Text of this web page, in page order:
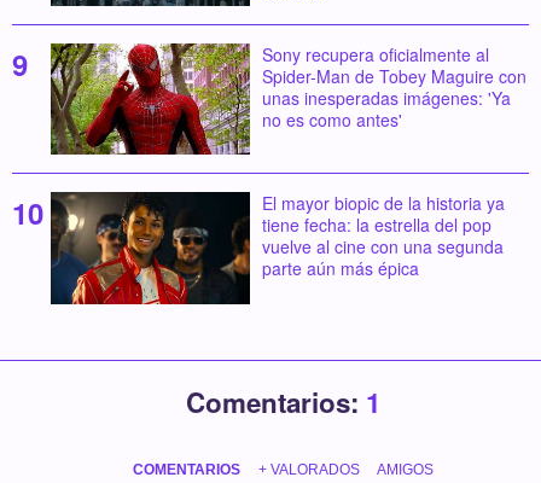
Sony recupera oficialmente al
Spider-Man de Tobey Maguire con
unas inesperadas imágenes: 'Ya
no es como antes'
El mayor biopic de la historia ya
tiene fecha: la estrella del pop
vuelve al cine con una segunda
parte aún más épica
Comentarios: 1
COMENTARIOS + VALORADOS AMIGOS